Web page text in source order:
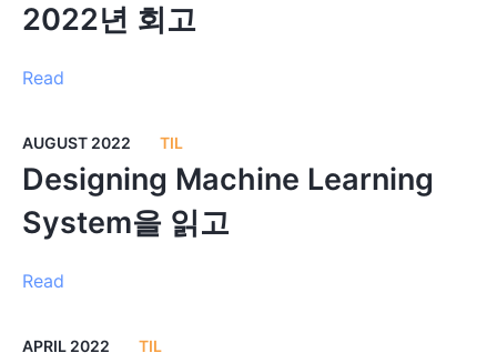
2022년 회고
Read
AUGUST 2022 TIL
Designing Machine Learning
System을 읽고
Read
APRIL 2022 TIL